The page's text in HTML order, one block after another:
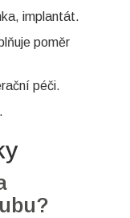
implantát.
poměr
péči.